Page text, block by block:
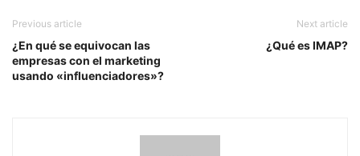
Previous article
¿En qué se equivocan las
empresas con el marketing
usando «influenciadores»?
Next article
¿Qué es IMAP?